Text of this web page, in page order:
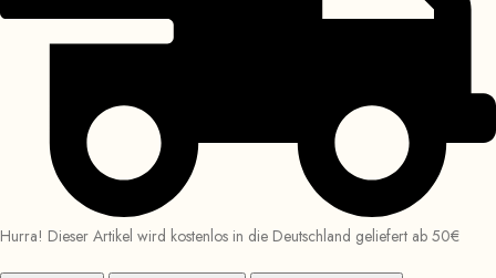
Hurra! Dieser Artikel wird kostenlos in die Deutschland geliefert ab 50€